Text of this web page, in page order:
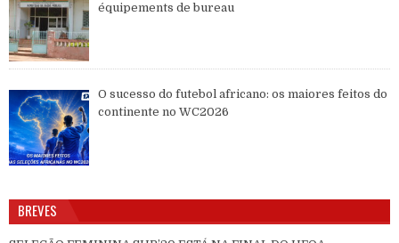
équipements de bureau
O sucesso do futebol africano: os maiores feitos do
continente no WC2026
BREVES